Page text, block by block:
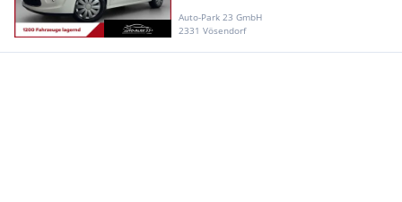
Auto-Park 23 GmbH
2331 Vösendorf